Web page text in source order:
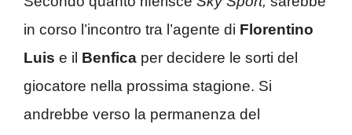
in corso l’incontro tra l’agente di Florentino
Luis e il Benfica per decidere le sorti del
giocatore nella prossima stagione. Si
andrebbe verso la permanenza del